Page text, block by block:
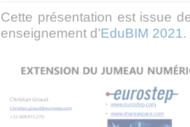
Cette présentation est issue
enseignement d’EduBIM 2021.